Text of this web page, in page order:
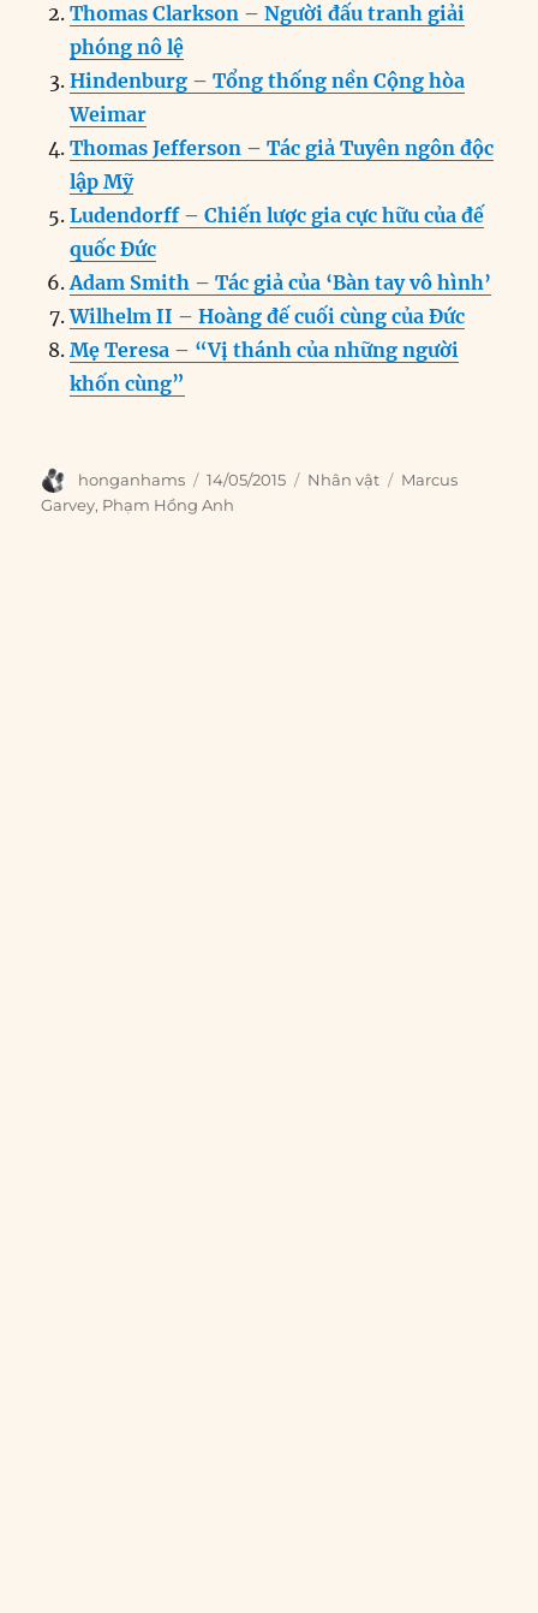
o
o
k
I
n
er p m
Thomas Clarkson – Người đấu tranh giải
phóng nô lệ
Hindenburg – Tổng thống nền Cộng hòa
Weimar
Thomas Jefferson – Tác giả Tuyên ngôn độc
lập Mỹ
Ludendorff – Chiến lược gia cực hữu của đế
quốc Đức
Adam Smith – Tác giả của ‘Bàn tay vô hình’
Wilhelm II – Hoàng đế cuối cùng của Đức
Mẹ Teresa – “Vị thánh của những người
khốn cùng”
Author
honganhams
Posted
on
14/05/2015 Categories
Nhân vật Tags
Marcus
Garvey, Phạm Hồng Anh